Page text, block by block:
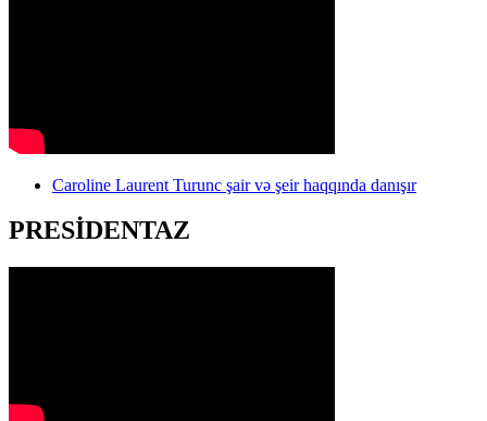
Caroline Laurent Turunc şair və şeir haqqında danışır
PRESİDENTAZ